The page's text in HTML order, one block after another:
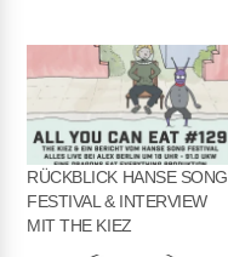
EMBED
RÜCKBLICK HANSE SONG
FESTIVAL & INTERVIEW
MIT THE KIEZ